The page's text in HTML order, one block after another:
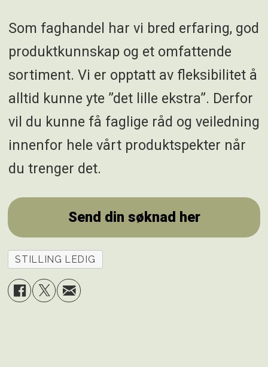
Som faghandel har vi bred erfaring, god
produktkunnskap og et omfattende
sortiment. Vi er opptatt av fleksibilitet å
alltid kunne yte ”det lille ekstra”. Derfor
vil du kunne få faglige råd og veiledning
innenfor hele vårt produktspekter når
du trenger det.
Send din søknad her
STILLING LEDIG